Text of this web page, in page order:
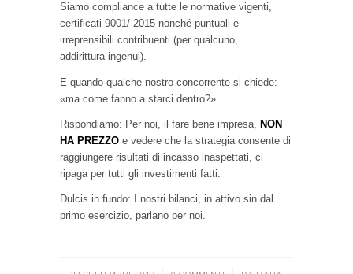
Siamo compliance a tutte le normative vigenti,
certificati 9001/ 2015 nonché puntuali e
irreprensibili contribuenti (per qualcuno,
addirittura ingenui).
E quando qualche nostro concorrente si chiede:
«ma come fanno a starci dentro?»
Rispondiamo: Per noi, il fare bene impresa,NON
HA PREZZO e vedere che la strategia consente di
raggiungere risultati di incasso inaspettati, ci
ripaga per tutti gli investimenti fatti.
Dulcis in fundo: I nostri bilanci, in attivo sin dal
primo esercizio, parlano per noi.